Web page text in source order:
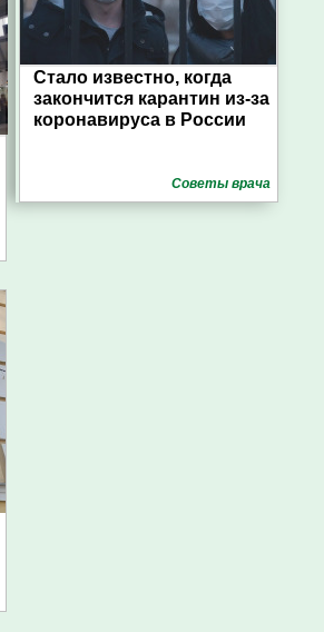
Стало известно, когда
закончится карантин из-за
коронавируса в России
Советы врача